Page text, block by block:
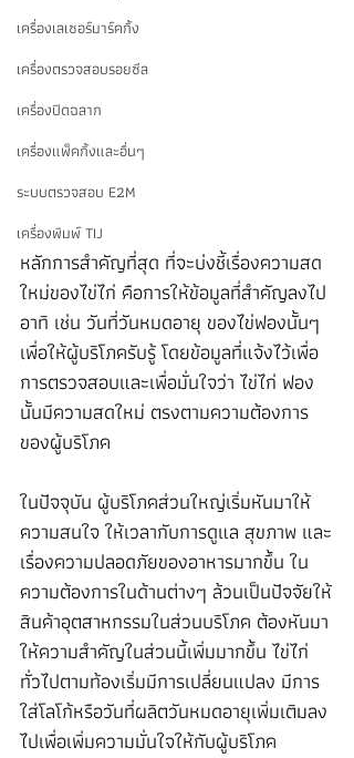
เครื่องเลเซอร์มาร์คกิ้ง
เครื่องตรวจสอบรอยซีล
เครื่องปิดฉลาก
เครื่องแพ็คกิ้งและอื่นๆ
ระบบตรวจสอบ E2M
เครื่องพิมพ์ TIJ
หลักการสำคัญที่สุด ที่จะบ่งชี้เรื่องความสด
ใหม่ของไข่ไก่ คือการให้ข้อมูลที่สำคัญลงไป
อาทิ เช่น วันที่วันหมดอายุ ของไข่ฟองนั้นๆ
เพื่อให้ผู้บริโภครับรู้ โดยข้อมูลที่แจ้งไว้เพื่อ
การตรวจสอบและเพื่อมั่นใจว่า ไข่ไก่ ฟอง
นั้นมีความสดใหม่ ตรงตามความต้องการ
ของผู้บริโภค
ในปัจจุบัน ผู้บริโภคส่วนใหญ่เริ่มหันมาให้
ความสนใจ ให้เวลากับการดูแล สุขภาพ และ
เรื่องความปลอดภัยของอาหารมากขึ้น ใน
ความต้องการในด้านต่างๆ ล้วนเป็นปัจจัยให้
สินค้าอุตสาหกรรมในส่วนบริโภค ต้องหันมา
ให้ความสำคัญในส่วนนี้เพิ่มมากขึ้น ไข่ไก่
ทั่วไปตามท้องเริ่มมีการเปลี่ยนแปลง มีการ
ใส่โลโก้หรือวันที่ผลิตวันหมดอายุเพิ่มเติมลง
ไปเพื่อเพิ่มความมั่นใจให้กับผู้บริโภค